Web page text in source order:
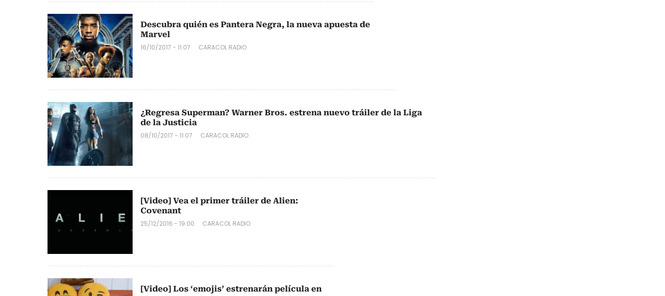
Descubra quién es Pantera Negra, la nueva apuesta de
Marvel
16/10/2017 - 11:07 CARACOL RADIO
¿Regresa Superman? Warner Bros. estrena nuevo tráiler de la Liga
de la Justicia
08/10/2017 - 11:07 CARACOL RADIO
[Video] Vea el primer tráiler de Alien:
Covenant
25/12/2016 - 19:00 CARACOL RADIO
[Video] Los ‘emojis’ estrenarán película en